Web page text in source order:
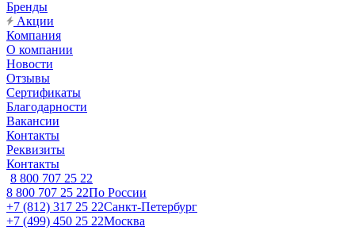
Бренды
Акции
Компания
О компании
Новости
Отзывы
Сертификаты
Благодарности
Вакансии
Контакты
Реквизиты
Контакты
8 800 707 25 22
8 800 707 25 22По России
+7 (812) 317 25 22Санкт-Петербург
+7 (499) 450 25 22Москва